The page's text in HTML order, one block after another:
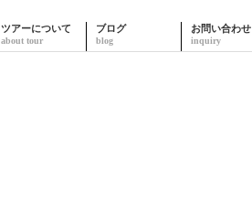
ツアーについて ブログ お問い合わせ